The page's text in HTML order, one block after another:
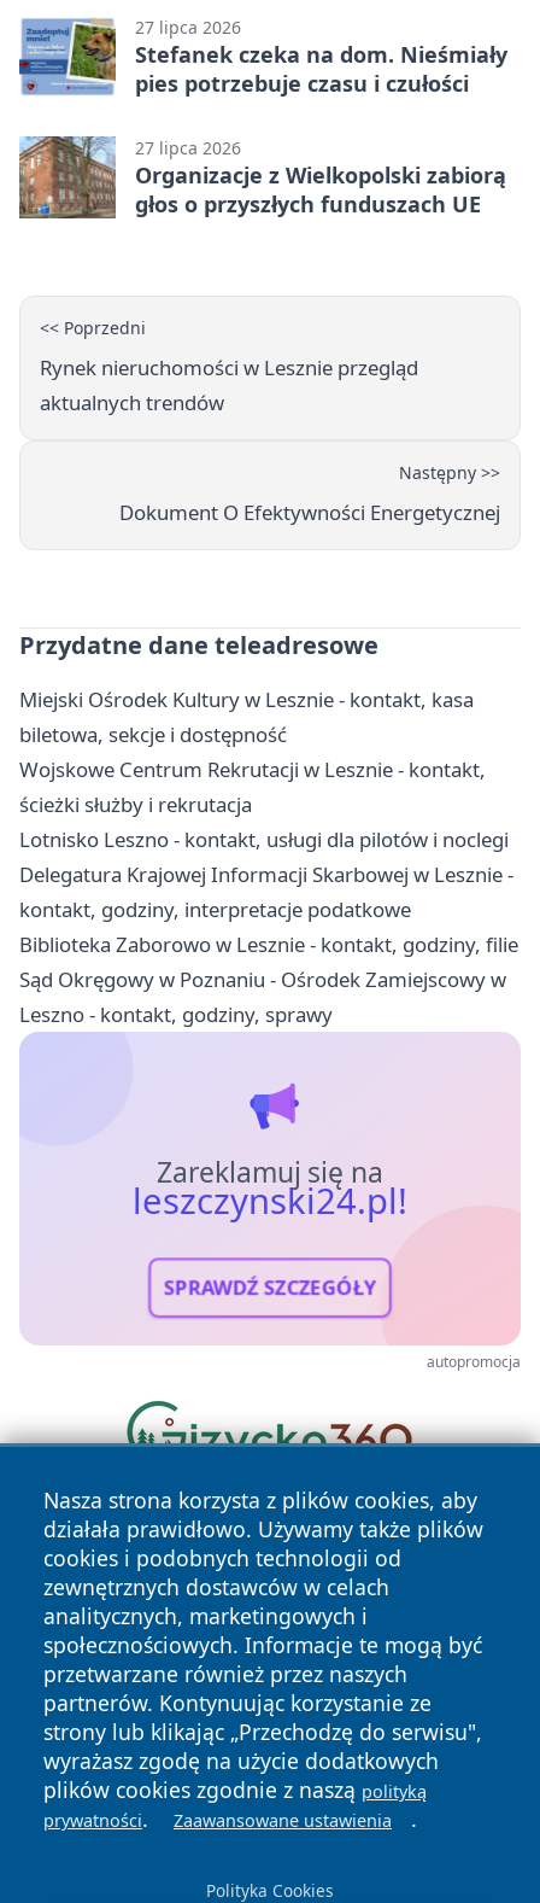
27 lipca 2026
Stefanek czeka na dom. Nieśmiały
pies potrzebuje czasu i czułości
27 lipca 2026
Organizacje z Wielkopolski zabiorą
głos o przyszłych funduszach UE
<< Poprzedni
Rynek nieruchomości w Lesznie przegląd
aktualnych trendów
Następny >>
Dokument O Efektywności Energetycznej
Przydatne dane teleadresowe
Miejski Ośrodek Kultury w Lesznie - kontakt, kasa
biletowa, sekcje i dostępność
Wojskowe Centrum Rekrutacji w Lesznie - kontakt,
ścieżki służby i rekrutacja
Lotnisko Leszno - kontakt, usługi dla pilotów i noclegi
Delegatura Krajowej Informacji Skarbowej w Lesznie -
kontakt, godziny, interpretacje podatkowe
Biblioteka Zaborowo w Lesznie - kontakt, godziny, filie
Sąd Okręgowy w Poznaniu - Ośrodek Zamiejscowy w
Leszno - kontakt, godziny, sprawy
Zareklamuj się na
leszczynski24.pl!
SPRAWDŹ SZCZEGÓŁY
autopromocja
Nasza strona korzysta z plików cookies, aby
działała prawidłowo. Używamy także plików
cookies i podobnych technologii od
zewnętrznych dostawców w celach
analitycznych, marketingowych i
społecznościowych. Informacje te mogą być
przetwarzane również przez naszych
partnerów. Kontynuując korzystanie ze
strony lub klikając „Przechodzę do serwisu",
wyrażasz zgodę na użycie dodatkowych
plików cookies zgodnie z naszą polityką
prywatności. Zaawansowane ustawienia .
Polityka Cookies
Copyright © 2026 leszczynski24.pl Wszystkie prawa
zastrzeżone.
News Autorzy
Polityka
Prywatności
Polityka
Cookies